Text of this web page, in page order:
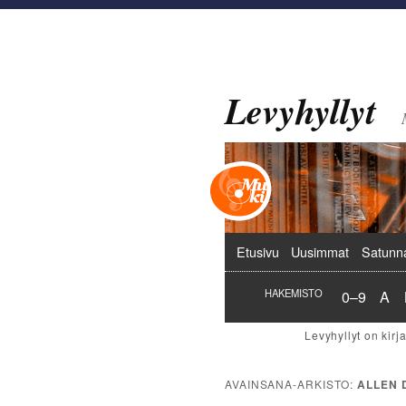
Levyhyllyt
Päävalikko
Etusivu Uusimmat
HAKEMISTO 0–9 A
AVAINSANA-ARKISTO:ALLEN